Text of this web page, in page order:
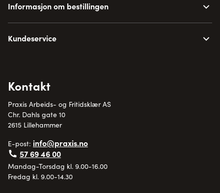
Informasjon om bestillingen
Kundeservice
Kontakt
Praxis Arbeids- og Fritidsklær AS
Chr. Dahls gate 10
2615 Lillehammer
E-post: info@praxis.no
57 69 46 00
Mandag-Torsdag kl. 9.00-16.00
Fredag kl. 9.00-14.30